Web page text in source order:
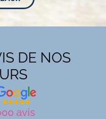
DE NOS
avis